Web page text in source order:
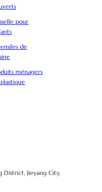
pour
de
ménagers
District, Jieyang City,